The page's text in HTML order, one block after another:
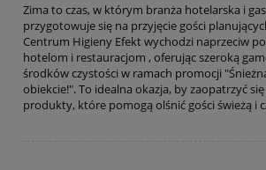
Zima to czas, w którym branża hotelarska i
przygotowuje się na przyjęcie gości
Centrum Higieny Efekt wychodzi naprzeciw
hotelom i restauracjom , oferując szeroką
środków czystości w ramach promocji
obiekcie!". To idealna okazja, by zaopatrzyć
produkty, które pomogą olśnić gości świeżą i